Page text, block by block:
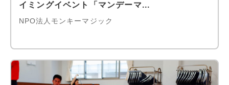
イミングイベント「マンデーマ...
NPO法人モンキーマジック